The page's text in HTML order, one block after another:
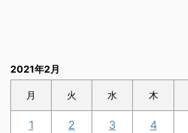
2021年2月
月 火 水 木
1 2 3 4